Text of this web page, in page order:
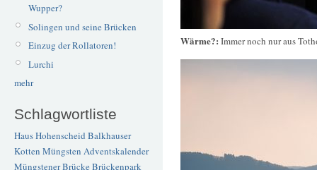
Wupper?
Solingen und seine Brücken
Einzug der Rollatoren!
Lurchi
mehr
Schlagwortliste
Haus Hohenscheid Balkhauser
Kotten Müngsten Adventskalender
Müngstener BrückeBrückenpark
Wärme?: Immer noch nur aus